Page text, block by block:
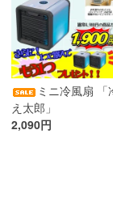
ミニ冷風扇 「
え太郎」
2,090円